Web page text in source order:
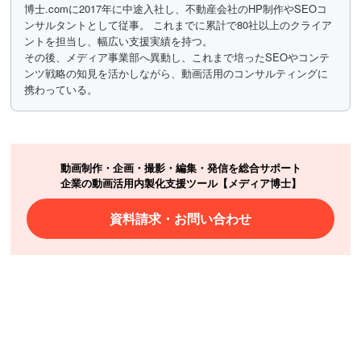
博士.comに2017年に中途入社し、不動産会社のHP制作やSEOコ
ンサルタントとして従事。 これまでに累計で80社以上のクライア
ントを担当し、幅広い支援実績を持つ。
その後、メディア事業部へ異動し、これまで培ったSEOやコンテ
ンツ戦略の知見を活かしながら、動画活用のコンサルティングに
携わっている。
動画制作・企画・撮影・編集・発信を総合サポート
企業の動画活用内製化支援ツール【メディア博士】
資料請求・お問い合わせ